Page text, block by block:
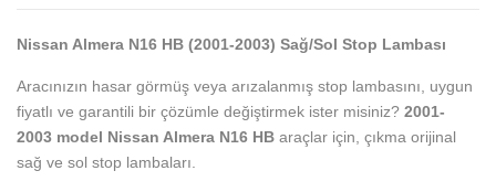
Nissan Almera N16 HB (2001-2003) Sağ/Sol Stop Lambası
Aracınızın hasar görmüş veya arızalanmış stop lambasını, uygun
fiyatlı ve garantili bir çözümle değiştirmek ister misiniz? 2001-
2003 model Nissan Almera N16 HB araçlar için, çıkma orijinal
sağ ve sol stop lambaları.